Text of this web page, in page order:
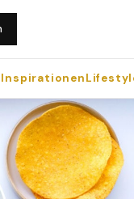
Inspirationen